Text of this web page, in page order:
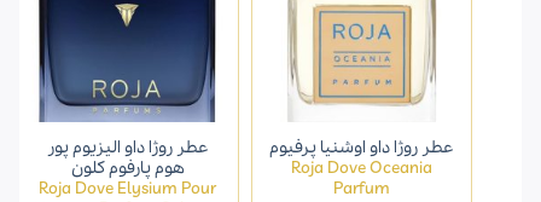
عطر روژا داو اوشنیا پرفیوم
Roja Dove Oceania
Parfum
عطر روژا داو الیزیوم پور
هوم پارفوم کلون
Roja Dove Elysium Pour